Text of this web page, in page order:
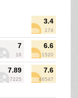
3.4
174
7
16
6.6
1520
7.89
7225
7.6
46547